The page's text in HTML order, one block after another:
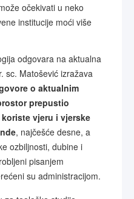
očekivati u neko
institucije moći više
odgovara na aktualna
sc. Matošević izražava
o aktualnim
prepustio
vjeru i vjerske
, najčešće desne, a
ozbiljnosti, dubine i
pisanjem
su administracijom.